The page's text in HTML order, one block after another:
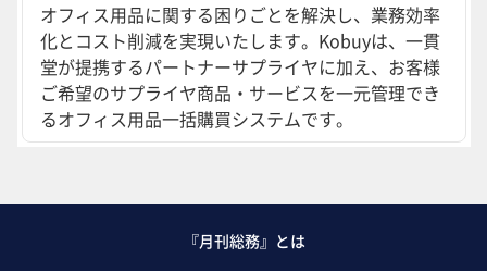
オフィス用品に関する困りごとを解決し、業務効率
化とコスト削減を実現いたします。Kobuyは、一貫
堂が提携するパートナーサプライヤに加え、お客様
ご希望のサプライヤ商品・サービスを一元管理でき
るオフィス用品一括購買システムです。
『月刊総務』とは